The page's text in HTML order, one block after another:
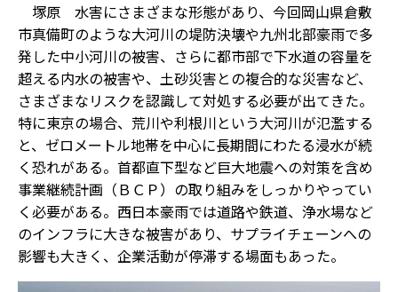
塚原 水害にさまざまな形態があり、今回岡山県倉敷
市真備町のような大河川の堤防決壊や九州北部豪雨で多
発した中小河川の被害、さらに都市部で下水道の容量を
超える内水の被害や、土砂災害との複合的な災害など、
さまざまなリスクを認識して対処する必要が出てきた。
特に東京の場合、荒川や利根川という大河川が氾濫する
と、ゼロメートル地帯を中心に長期間にわたる浸水が続
く恐れがある。首都直下型など巨大地震への対策を含め
事業継続計画（ＢＣＰ）の取り組みをしっかりやってい
く必要がある。西日本豪雨では道路や鉄道、浄水場など
のインフラに大きな被害があり、サプライチェーンへの
影響も大きく、企業活動が停滞する場面もあった。